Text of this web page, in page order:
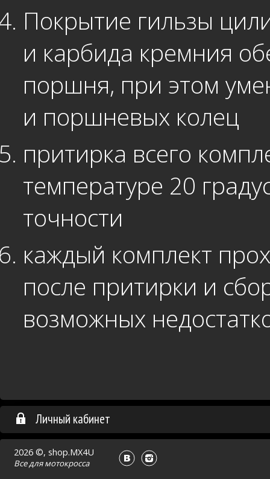
Покрытие гильзы
и карбида кремния
поршня, при этом
и поршневых колец
притирка всего
температуре 20
точности
каждый комплект
после притирки и
возможных
Личный кабинет
2026 ©, shop.MX4U
Все длямотокросса